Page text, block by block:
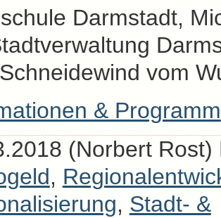
Darmstadt,
vom
& Programm
(Norbert Rost)
,
, Stadt- &